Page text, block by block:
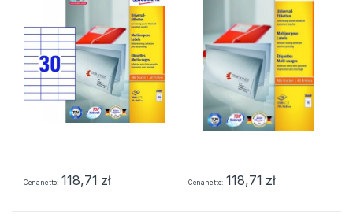
Cena netto 118,71 zł Cena netto 118,71 zł